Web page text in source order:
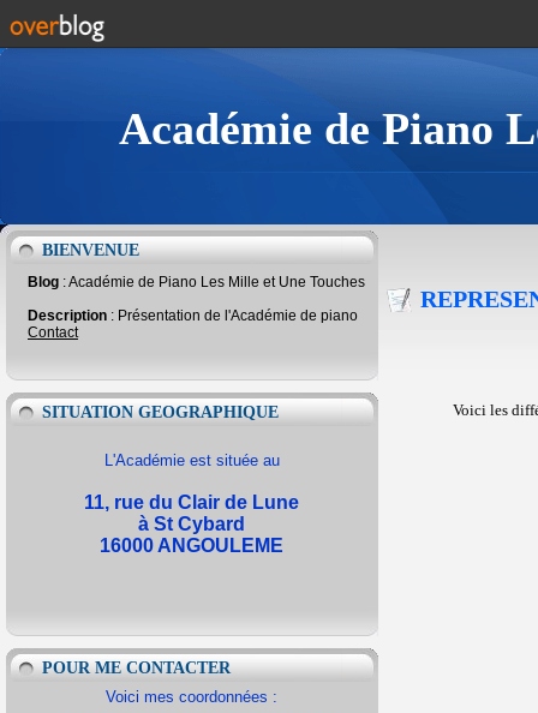
Académie de Piano
BIENVENUE
Blog : Académie de Piano Les Mille et Une Touches
Description : Présentation de l'Académie de piano
Contact
SITUATION GEOGRAPHIQUE
L'Académie est située au
11, rue du Clair de Lune
à St Cybard
16000 ANGOULEME
POUR ME CONTACTER
Voici mes coordonnées :
Voici les